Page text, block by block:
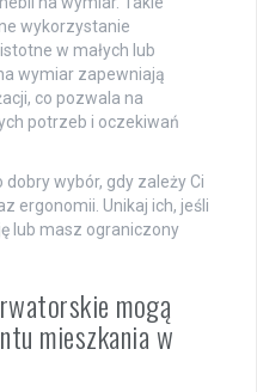
wykorzystanie
w małych lub
wymiar zapewniają
co pozwala na
potrzeb i oczekiwań
wybór, gdy zależy Ci
ergonomii. Unikaj ich, jeśli
lub masz ograniczony
mogą
mieszkania w